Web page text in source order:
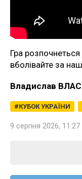
Гра
вболівайте за
Владислав
КУБОК УКРАЇНИ
9 серпня 2026, 11:27